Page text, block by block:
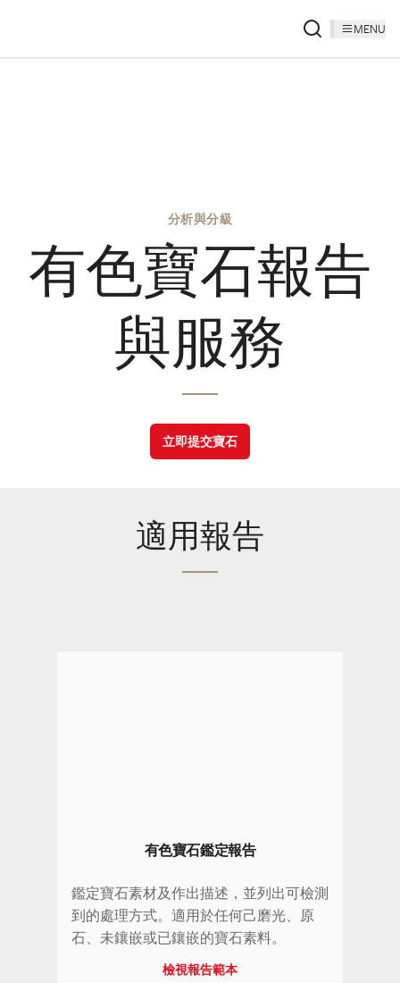
MENU
分析與分級
有色寶石報告
與服務
立即提交寶石
適用報告
有色寶石鑑定報告
鑑定寶石素材及作出描述，並列出可檢測
到的處理方式。適用於任何己磨光、原
石、未鑲嵌或已鑲嵌的寶石素料。
檢視報告範本